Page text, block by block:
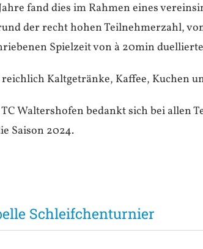
fand dies im Rahmen eines
der recht hohen Teilnehmerzahl,
Spielzeit von à 20min
reichlich Kaltgetränke, Kaffee, Kuchen
Waltershofen bedankt sich bei allen
Saison 2024.
Schleifchenturnier